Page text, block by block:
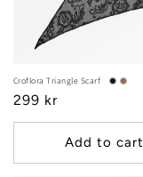
Croflora Triangle Scarf
Regular
price
299 kr
Add to cart